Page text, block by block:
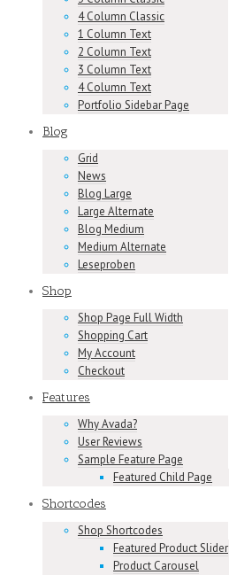
4 Column Classic
1 Column Text
2 Column Text
3 Column Text
4 Column Text
Portfolio Sidebar Page
Blog
Grid
News
Blog Large
Large Alternate
Blog Medium
Medium Alternate
Leseproben
Shop
Shop Page Full Width
Shopping Cart
My Account
Checkout
Features
Why Avada?
User Reviews
Sample Feature Page
Featured Child Page
Shortcodes
Shop Shortcodes
Featured Product Slider
Product Carousel